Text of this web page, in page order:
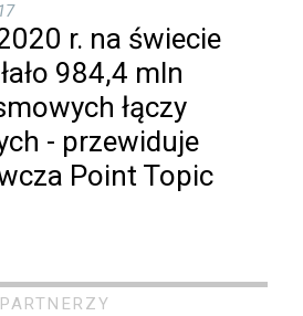
r. na świecie
984,4 mln
łączy
- przewiduje
Point Topic
PARTNERZY